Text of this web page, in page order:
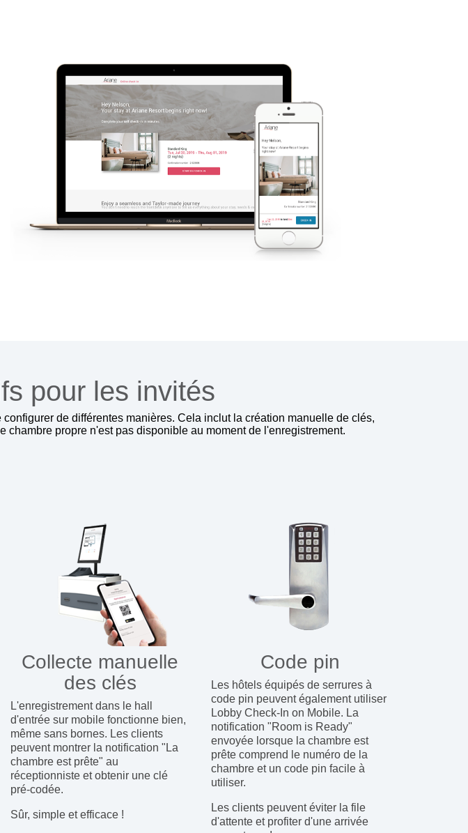
pour les invités
de différentes manières. Cela inclut la création manuelle de clés,
propre n'est pas disponible au moment de l'enregistrement.
Collecte manuelle
des clés
L'enregistrement dans le hall
d'entrée sur mobile fonctionne bien,
même sans bornes. Les clients
peuvent montrer la notification "La
chambre est prête" au
réceptionniste et obtenir une clé
pré-codée.
Sûr, simple et efficace !
Code pin
Les hôtels équipés de serrures à
code pin peuvent également utiliser
Lobby Check-In on Mobile. La
notification "Room is Ready"
envoyée lorsque la chambre est
prête comprend le numéro de la
chambre et un code pin facile à
utiliser.
Les clients peuvent éviter la file
d'attente et profiter d'une arrivée